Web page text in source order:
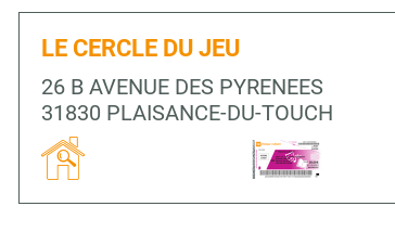
LE CERCLE DU JEU
26 B AVENUE DES PYRENEES
31830 PLAISANCE-DU-TOUCH